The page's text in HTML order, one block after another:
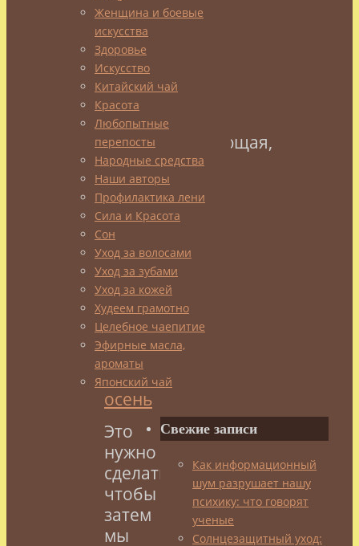
простая,
но
от
этого
не
менее
основополагающая,
и
посвящена
она
будет
разным
типам
кожи.
Это
нужно
сделать,
чтобы
затем
мы
Женщина и боевые
искусства
Здоровье
Искусство
Китайский чай
Красота
Любопытные
перепосты
Народные средства
Наши авторы
Профилактика лени
Сила и Красота
Сон
Уход за волосами
Уход за зубами
Уход за кожей
Худеем грамотно
Целебное чаепитие
Эфирные масла,
ароматы
Японский чай
Свежие записи
Как информационный
шум разрушает нашу
психику: что говорят
ученые
Солнцезащитный уход: